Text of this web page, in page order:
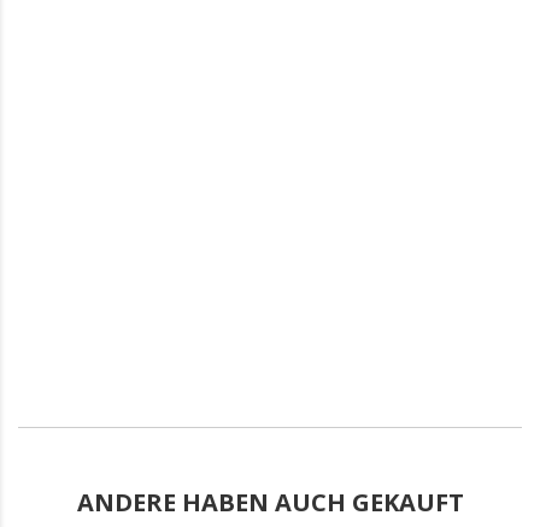
ANDERE HABEN AUCH GEKAUFT